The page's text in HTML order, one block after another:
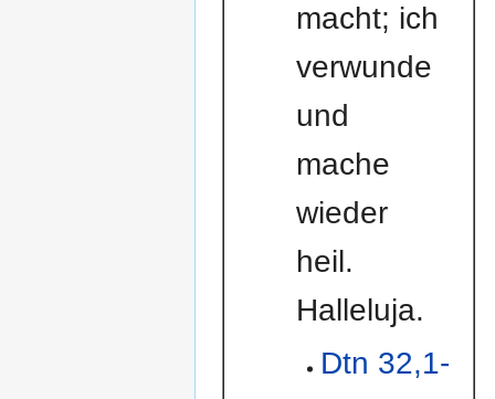
macht; ich
verwunde
und
mache
wieder
heil.
Halleluja.
Dtn 32,1-